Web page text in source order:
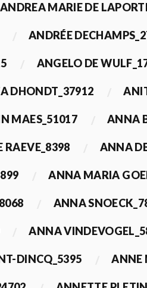
ANDREA MARIE DE
ANDRÉE
ANGELO DE
DHONDT_37912
MAES_51017 ANNA
RAEVE_8398 ANNA
ANNA MARIA
ANNA
ANNA
DINCQ_5395 ANNE